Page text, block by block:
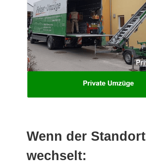
Wenn der Standort
wechselt: